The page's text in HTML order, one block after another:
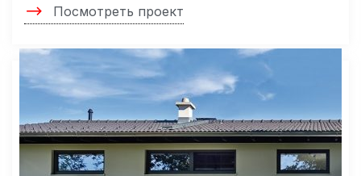
Посмотреть проект